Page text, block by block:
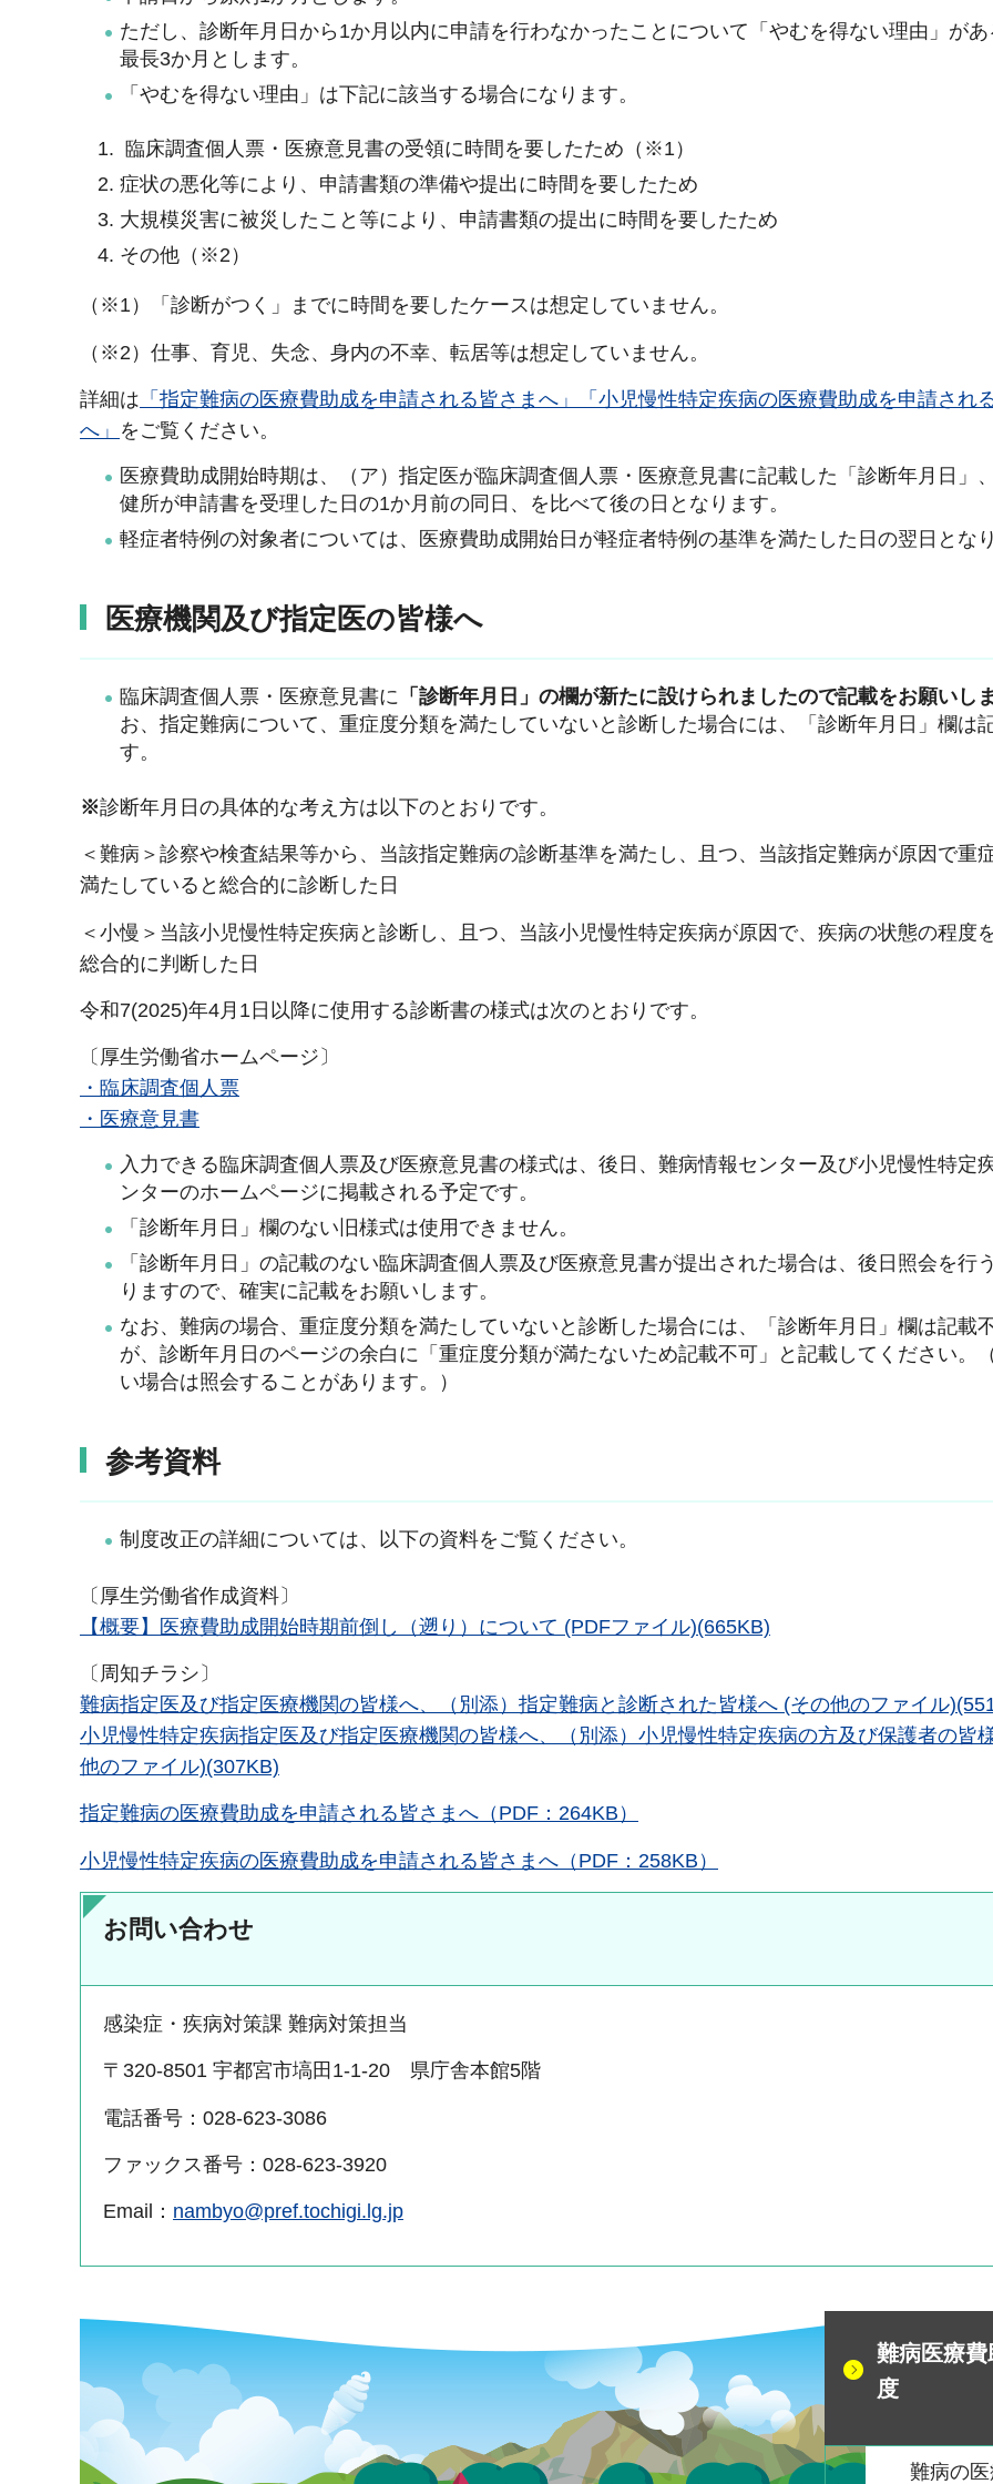
ただし、診断年月日から1か月以内に申請を行わなかったことについて「やむを得ない理由」があ
最長3か月とします。
「やむを得ない理由」は下記に該当する場合になります。
臨床調査個人票・医療意見書の受領に時間を要したため（※1）
症状の悪化等により、申請書類の準備や提出に時間を要したため
大規模災害に被災したこと等により、申請書類の提出に時間を要したため
その他（※2）
（※1）「診断がつく」までに時間を要したケースは想定していません。
（※2）仕事、育児、失念、身内の不幸、転居等は想定していません。
詳細は 「指定難病の医療費助成を申請される皆さまへ」「小児慢性特定疾病の医療費助成を申請され
へ」 をご覧ください。
医療費助成開始時期は、（ア）指定医が臨床調査個人票・医療意見書に記載した「診断年月日」
健所が申請書を受理した日の1か月前の同日、を比べて後の日となります。
軽症者特例の対象者については、医療費助成開始日が軽症者特例の基準を満たした日の翌日となり
医療機関及び指定医の皆様へ
臨床調査個人票・医療意見書に 「診断年月日」の欄が新たに設けられましたので記載をお願いしま
お、指定難病について、重症度分類を満たしていないと診断した場合には、「診断年月日」欄は
す。
※診断年月日の具体的な考え方は以下のとおりです。
＜難病＞診察や検査結果等から、当該指定難病の診断基準を満たし、且つ、当該指定難病が原因で重
満たしていると総合的に診断した日
＜小慢＞当該小児慢性特定疾病と診断し、且つ、当該小児慢性特定疾病が原因で、疾病の状態の程度
総合的に判断した日
令和7(2025)年4月1日以降に使用する診断書の様式は次のとおりです。
〔厚生労働省ホームページ〕
・臨床調査個人票
・医療意見書
入力できる臨床調査個人票及び医療意見書の様式は、後日、難病情報センター及び小児慢性特定
ンターのホームページに掲載される予定です。
「診断年月日」欄のない旧様式は使用できません。
「診断年月日」の記載のない臨床調査個人票及び医療意見書が提出された場合は、後日照会を行
りますので、確実に記載をお願いします。
なお、難病の場合、重症度分類を満たしていないと診断した場合には、「診断年月日」欄は記載
が、診断年月日のページの余白に「重症度分類が満たないため記載不可」と記載してください。
い場合は照会することがあります。）
参考資料
制度改正の詳細については、以下の資料をご覧ください。
〔厚生労働省作成資料〕
【概要】医療費助成開始時期前倒し（遡り）について (PDFファイル)(665KB)
〔周知チラシ〕
難病指定医及び指定医療機関の皆様へ、（別添）指定難病と診断された皆様へ (その他のファイル
小児慢性特定疾病指定医及び指定医療機関の皆様へ、（別添）小児慢性特定疾病の方及び保護者の皆
他のファイル)(307KB)
指定難病の医療費助成を申請される皆さまへ（PDF：264KB）
小児慢性特定疾病の医療費助成を申請される皆さまへ（PDF：258KB）
お問い合わせ
感染症・疾病対策課 難病対策担当
〒320-8501 宇都宮市塙田1-1-20 県庁舎本館5階
電話番号：028-623-3086
ファックス番号：028-623-3920
Email： nambyo@pref.tochigi.lg.jp
難病医療費
度
難病の